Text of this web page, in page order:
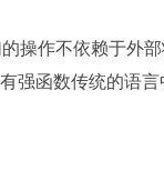
作不依赖于外部
强函数传统的语